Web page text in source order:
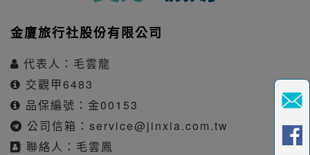
金廈旅行社股份有限公司
代表人：毛雲龍
交觀甲6483
品保編號：金00153
公司信箱： service@jinxia.com.tw
聯絡人：毛雲鳳